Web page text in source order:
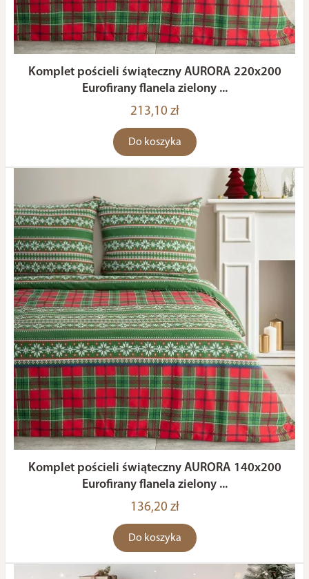
Komplet pościeli świąteczny AURORA 220x200
Eurofirany flanela zielony ...
213,10 zł
Do koszyka
Komplet pościeli świąteczny AURORA 140x200
Eurofirany flanela zielony ...
136,20 zł
Do koszyka